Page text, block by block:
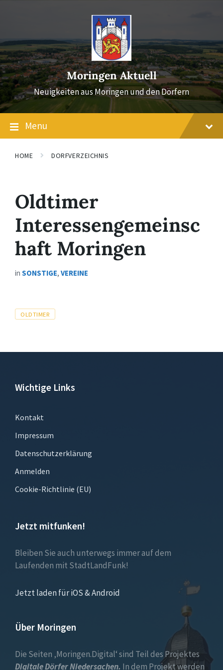
Moringen Aktuell
Neuigkeiten aus Moringen und den Dörfern
Menu
HOME DORFVERZEICHNIS
Oldtimer
Interessengemeinsc
haft Moringen
in SONSTIGE, VEREINE
Tags
OLDTIMER
Wichtige Links
Kontakt
Impressum
Datenschutzerklärung
Anmelden
Cookie-Richtlinie (EU)
Jetzt mitfunken!
Bleiben Sie auch unterwegs immer auf dem
Laufenden mit StadtLandFunk!
Jetzt laden für iOS & Android
Über Moringen
Die Seiten ‚Moringen.Digital‘ sind Teil des Projektes
Digitale Dörfer Niedersachen. In dem Projekt werden